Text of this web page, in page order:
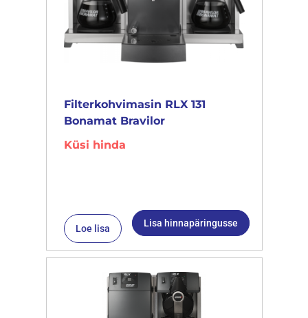
Filterkohvimasin RLX 131
Bonamat Bravilor
Küsi hinda
Loe lisa Lisa hinnapäringusse